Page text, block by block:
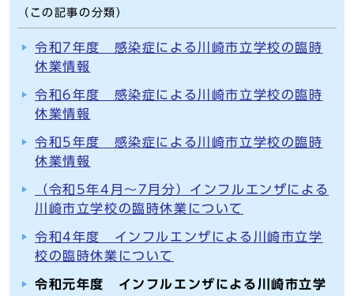
（この記事の分類）
令和7年度 感染症による川崎市立学校の臨時
休業情報
令和6年度 感染症による川崎市立学校の臨時
休業情報
令和5年度 感染症による川崎市立学校の臨時
休業情報
（令和5年4月～7月分）インフルエンザによる
川崎市立学校の臨時休業について
令和4年度 インフルエンザによる川崎市立学
校の臨時休業について
令和元年度 インフルエンザによる川崎市立学